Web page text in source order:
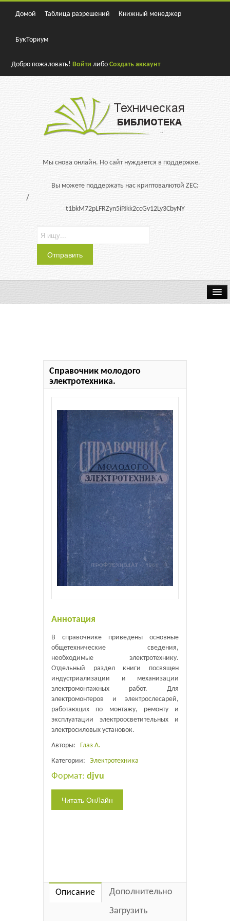
Домой Таблица разрешений Книжный менеджер
БукТориум
Добро пожаловать!Войти либоСоздать аккаунт
Мы снова онлайн. Но сайт нуждается в поддержке.
Вы можете поддержать нас криптовалютой ZEC:
t1bkM72pLFRZyn5iPJkk2ccGv12Ly3CbyNY
Справочник молодого
электротехника.
Аннотация
В справочнике приведены основные
общетехнические сведения,
необходимые электротехнику.
Отдельный раздел книги посвящен
индустриализации и механизации
электромонтажных работ. Для
электромонтеров и электрослесарей,
работающих по монтажу, ремонту и
эксплуатации электроосветительных и
электросиловых установок.
Авторы: Глаз А.
Категории: Электротехника
Формат: djvu
Описание
Дополнительно
Загрузить